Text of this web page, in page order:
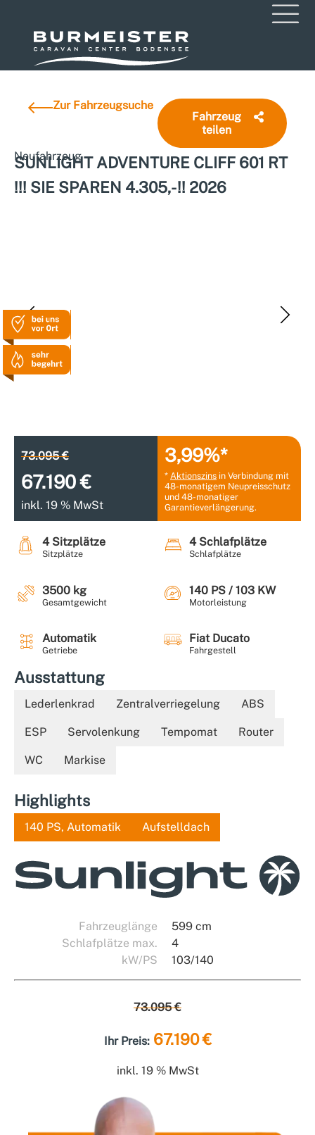
Zur Fahrzeugsuche
Fahrzeug
teilen
Neufahrzeug
SUNLIGHT ADVENTURE CLIFF 601 RT
!!! SIE SPAREN 4.305,- !! 2026
73.095 €
67.190 €
inkl. 19 % MwSt
3,99%*
* Aktionszins in Verbindung mit
48-monatigem Neupreisschutz
und 48-monatiger
Garantieverlängerung.
4 Sitzplätze
Sitzplätze
4 Schlafplätze
Schlafplätze
3500 kg
Gesamtgewicht
140 PS / 103 KW
Motorleistung
Automatik
Getriebe
Fiat Ducato
Fahrgestell
Ausstattung
Lederlenkrad Zentralverriegelung ABS
ESP Servolenkung Tempomat Router
WC Markise
Highlights
140 PS, Automatik Aufstelldach
Fahrzeuglänge
599 cm
Schlafplätze max.
4
kW/PS
103/140
73.095 €
Ihr Preis:67.190 €
inkl. 19 % MwSt